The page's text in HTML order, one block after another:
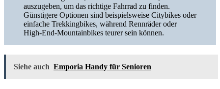
auszugeben, um das richtige Fahrrad zu finden.
Günstigere Optionen sind beispielsweise Citybikes oder
einfache Trekkingbikes, während Rennräder oder
High-End-Mountainbikes teurer sein können.
Siehe auch Emporia Handy für Senioren